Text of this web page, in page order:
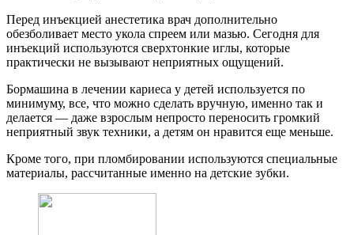
Перед инъекцией анестетика врач дополнительно
обезболивает место укола спреем или мазью. Сегодня для
инъекций используются сверхтонкие иглы, которые
практически не вызывают неприятных ощущений.
Бормашина в лечении кариеса у детей используется по
минимуму, все, что можно сделать вручную, именно так и
делается — даже взрослым непросто переносить громкий
неприятный звук техники, а детям он нравится еще меньше.
Кроме того, при пломбировании используются специальные
материалы, рассчитанные именно на детские зубки.